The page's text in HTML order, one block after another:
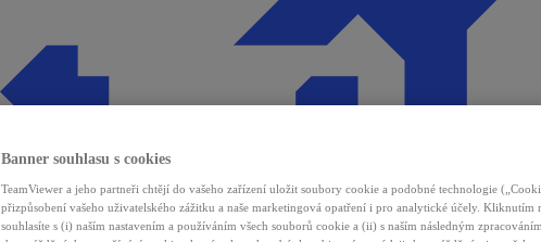
Banner souhlasu s cookies
TeamViewer a jeho partneři chtějí do vašeho zařízení uložit soubory cookie a podobné technologie
přizpůsobení vašeho uživatelského zážitku a naše marketingová opatření i pro analytické účely. Kliknutím
souhlasíte s (i) naším nastavením a používáním všech souborů cookie a (ii) s naším následným